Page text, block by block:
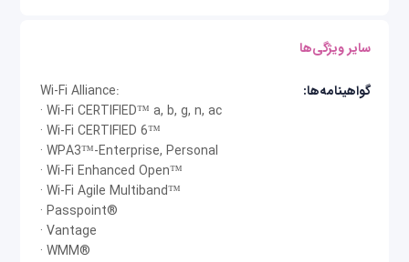
پشتیبانی کند دریافت می‌کنند.
اکسس پوینت یکپارچه‌کننده فناوری‌های مختلف بی‌سیم
به مشتریان این امکان را می دهد که با استفاده از BLE
و Zigbee داخلی، فناوری‌های بی‌سیم وای-فای و غیر
وای-فای را در یک شبکه واحد، یکپارچه کنند و همچنین
از طریق درگاه USB گسترش اتصال به فناوری‌های
سایر ویژگی‌ها
گواهینامه‌ها:
Wi-Fi Alliance:
· Wi-Fi CERTIFIED™ a, b, g, n, ac
· Wi-Fi CERTIFIED 6™
· WPA3™-Enterprise, Personal
· Wi-Fi Enhanced Open™
· Wi-Fi Agile Multiband™
· Passpoint®
· Vantage
· WMM®